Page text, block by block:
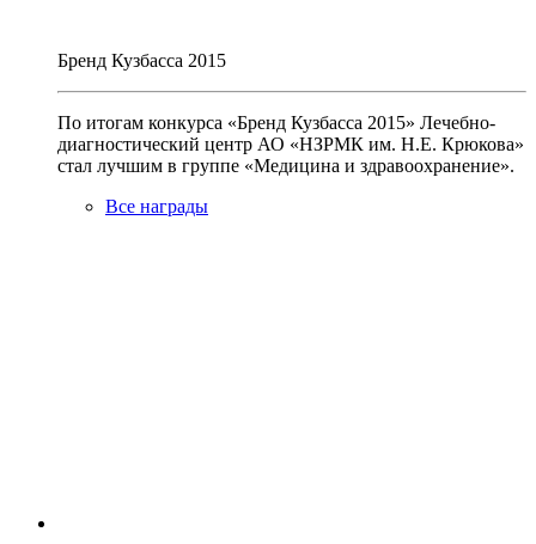
Бренд Кузбасса 2015
По итогам конкурса «Бренд Кузбасса 2015» Лечебно-
диагностический центр АО «НЗРМК им. Н.Е. Крюкова»
стал лучшим в группе «Медицина и здравоохранение».
Все награды